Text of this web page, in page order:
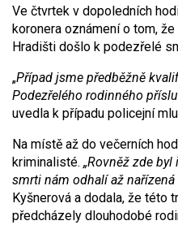
Ve čtvrtek v dopoledních
koronera oznámení o tom,
Hradišti došlo k podezřelé
„Případ jsme předběžně
Podezřelého rodinného
uvedla k případu policejní
Na místě až do večerních
kriminalisté. „Rovněž zde
smrti nám odhalí až nařízená
Kyšnerová a dodala, že této
předcházely dlouhodobé